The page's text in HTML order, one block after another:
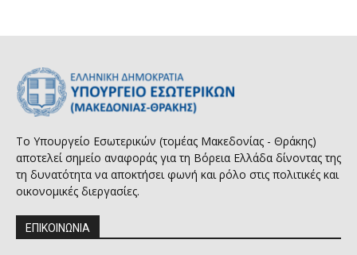
Το Υπουργείο Εσωτερικών (τομέας Μακεδονίας - Θράκης)
αποτελεί σημείο αναφοράς για τη Βόρεια Ελλάδα δίνοντας της
τη δυνατότητα να αποκτήσει φωνή και ρόλο στις πολιτικές και
οικονομικές διεργασίες.
ΕΠΙΚΟΙΝΩΝΙΑ